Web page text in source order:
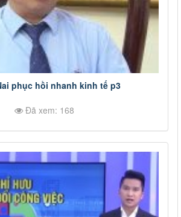
phục hồi nhanh kinh tế p3
Đã xem: 168